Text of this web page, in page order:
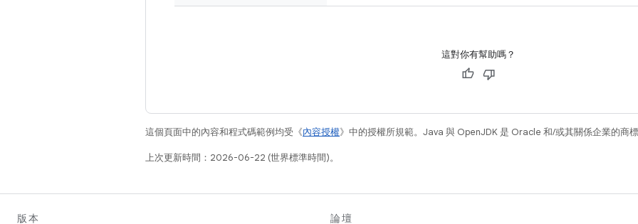
這對你有幫助嗎？
這個頁面中的內容和程式碼範例均受《內容授權》中的授權所規範。Java 與 OpenJDK 是 Oracle 和/或其關係企業的商
上次更新時間：2026-06-22 (世界標準時間)。
版本 論壇